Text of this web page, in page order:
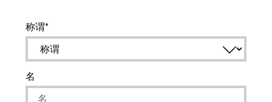
称谓
名